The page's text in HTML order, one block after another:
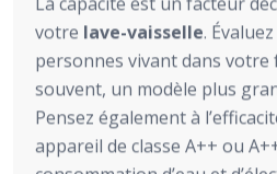
votre lave-vaisselle.
personnes vivant dans votre
souvent, un modèle plus
Pensez également à
appareil de classe A++ ou